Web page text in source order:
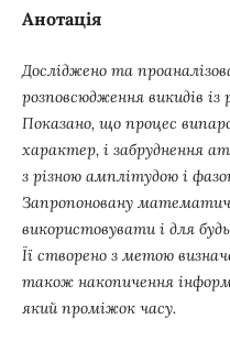
Анотація
Досліджено та
розповсюдження викидів із
Показано, що процес
характер, і забруднення
з різною амплітудою і
Запропоновану
використовувати і для
Її створено з метою
також накопичення
який проміжок часу.